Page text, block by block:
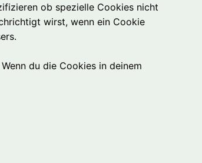
ob spezielle Cookies nicht
wirst, wenn ein Cookie
du die Cookies in deinem